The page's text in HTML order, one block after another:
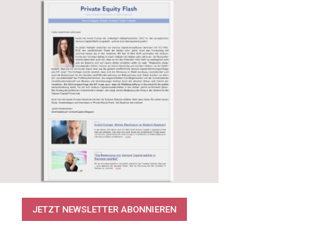
JETZT NEWSLETTER ABONNIEREN